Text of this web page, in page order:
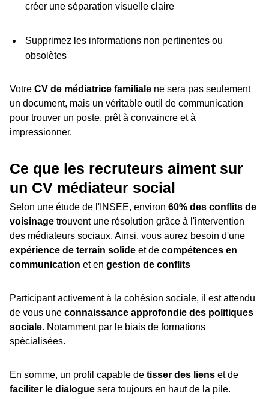
créer une séparation visuelle claire
Supprimez les informations non pertinentes ou
obsolètes
Votre CV de médiatrice familiale ne sera pas seulement
un document, mais un véritable outil de communication
pour trouver un poste, prêt à convaincre et à
impressionner.
Ce que les recruteurs aiment sur
un CV médiateur social
Selon une étude de l'INSEE, environ 60% des conflits de
voisinage trouvent une résolution grâce à l'intervention
des médiateurs sociaux. Ainsi, vous aurez besoin d'une
expérience de terrain solide et de compétences en
communication et en gestion de conflits
Participant activement à la cohésion sociale, il est attendu
de vous une connaissance approfondie des politiques
sociale. Notamment par le biais de formations
spécialisées.
En somme, un profil capable de tisser des liens et de
faciliter le dialogue sera toujours en haut de la pile.